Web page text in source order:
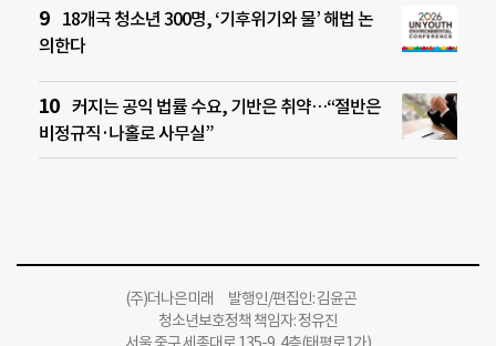
18개국 청소년 300명, ‘기후위기와 물’ 해법 논
의한다
커지는 공익 법률 수요, 기반은 취약…“절반은
비정규직·나홀로 사무실”
(주)더나은미래 발행인/편집인: 김윤곤
청소년보호정책 책임자: 정유진